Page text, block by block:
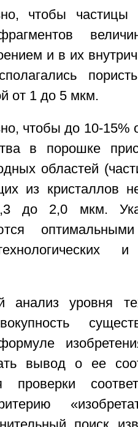
чтобы
и в их
от 1 до 5 мкм.
чтобы до 10-15%
в порошке
областей
из кристаллов
до 2,0 мкм.
и
анализ уровня
вывод о ее